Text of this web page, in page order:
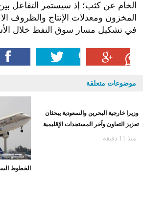
الخام عن كثب؛ إذ سيستمر التفاعل
المخزون ومعدلات الإنتاج والظروف
في تشكيل مسار سوق النفط خلال
موضوعات متعلقة
الخطوط